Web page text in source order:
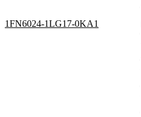
1FN6024-1LG17-0KA1